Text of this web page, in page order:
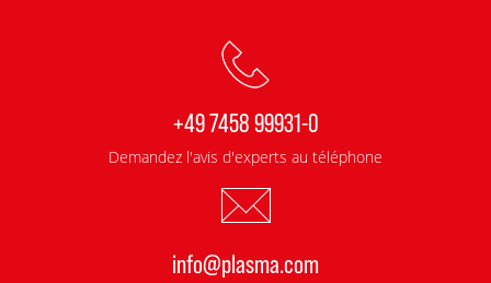
+49 7458 99931-0
Demandez l'avis d'experts au téléphone
info@plasma.com